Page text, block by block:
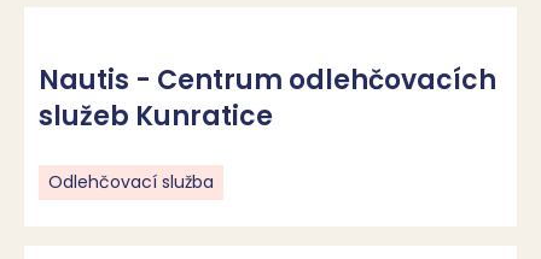
Nautis - Centrum odlehčovacích
služeb Kunratice
Odlehčovací služba